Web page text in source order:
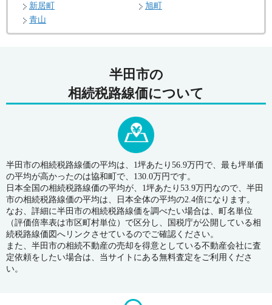
新居町
旭町
青山
半田市の
相続税路線価について
半田市の相続税路線価の平均は、1坪あたり56.9万円で、最も坪単価
の平均が高かったのは協和町で、130.0万円です。
日本全国の相続税路線価の平均が、1坪あたり53.9万円なので、半田
市の相続税路線価の平均は、日本全体の平均の2.4倍になります。
なお、詳細に半田市の相続税路線価を調べたい場合は、町名単位
（評価倍率表は市区町村単位）で区分し、国税庁が公開している相
続税路線価図へリンクさせているのでご確認ください。
また、半田市の相続不動産の売却を得意としている不動産会社に査
定依頼をしたい場合は、当サイトにある無料査定をご利用くださ
い。